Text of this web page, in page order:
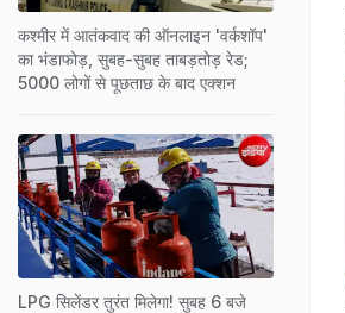
कश्मीर में आतंकवाद की ऑनलाइन 'वर्कशॉप'
का भंडाफोड़, सुबह-सुबह ताबड़तोड़ रेड;
5000 लोगों से पूछताछ के बाद एक्शन
LPG सिलेंडर तुरंत मिलेगा! सुबह 6 बजे